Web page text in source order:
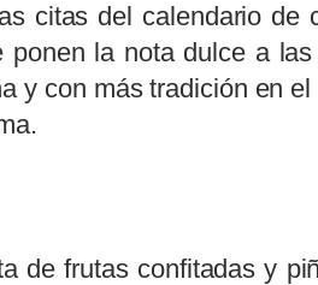
citas del calendario de
la nota dulce a las
y con más tradición en
de frutas confitadas y